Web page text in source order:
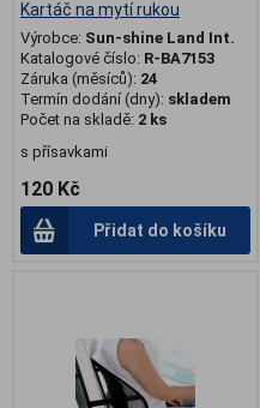
Kartáč na mytí rukou
Výrobce: Sun-shine Land Int.
Katalogové číslo: R-BA7153
Záruka (měsíců): 24
Termín dodání (dny): skladem
Počet na skladě: 2 ks
s přísavkami
120 Kč
Přidat do košíku